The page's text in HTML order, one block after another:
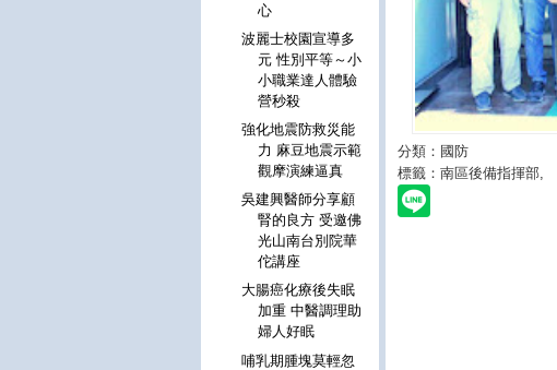
分類：國防
標籤：南區後備指揮部
心
波麗士校園宣導多
元 性別平等～小
小職業達人體驗
營秒殺
強化地震防救災能
力 麻豆地震示範
觀摩演練逼真
吳建興醫師分享顧
腎的良方 受邀佛
光山南台別院華
佗講座
大腸癌化療後失眠
加重 中醫調理助
婦人好眠
哺乳期腫塊莫輕忽